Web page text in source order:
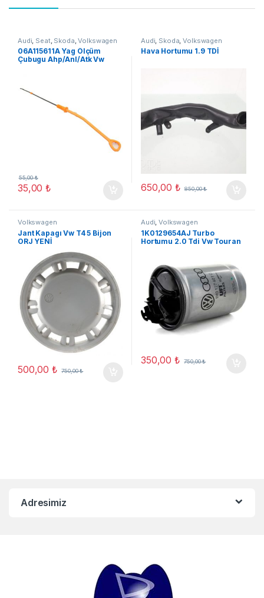
Audi Seat, Skoda ,Volkswagen
06A115611A Yag Ölçüm
Çubugu Ahp/Anl/Atk Vw
35,00₺
55,00₺
Audi Skoda ,Volkswagen
Hava Hortumu 1.9 TDİ
650,00₺ 850,00₺
Volkswagen
Jant Kapagı Vw T4 5 Bijon
ORJ YENİ
500,00₺ 750,00₺
Audi,Volkswagen
1K0129654AJ Turbo
Hortumu 2.0 Tdi Vw Touran
350,00₺ 750,00₺
Adresimiz